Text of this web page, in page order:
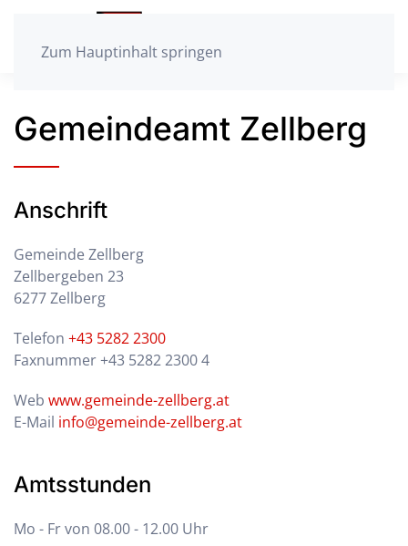
Zum Hauptinhalt springen
Gemeindeamt Zellberg
Anschrift
Gemeinde Zellberg
Zellbergeben 23
6277 Zellberg
Telefon +43 5282 2300
Faxnummer +43 5282 2300 4
Web www.gemeinde-zellberg.at
E-Mail info@gemeinde-zellberg.at
Amtsstunden
Mo - Fr von 08.00 - 12.00 Uhr